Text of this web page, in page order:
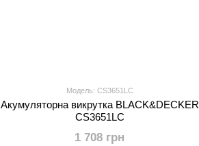
Модель: CS3651LC
Акумуляторна викрутка BLACK&DECKER
CS3651LC
1 708 грн